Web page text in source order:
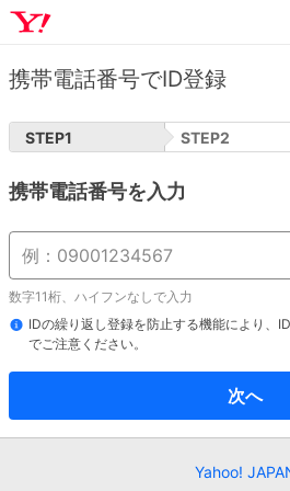
携帯電話番号でID登録
STEP1 STEP2
携帯電話番号を入力
数字11桁、ハイフンなしで入力
IDの繰り返し登録を防止する機能により、
でご注意ください。
次へ
Yahoo!